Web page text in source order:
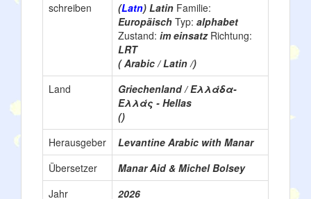
schreiben
(Latn) Latin Familie:
Europäisch Typ: alphabet
Zustand: im einsatz Richtung:
LRT
( Arabic / Latin /)
Land
Griechenland / Ελλάδα-
Ελλάς - Hellas
()
Herausgeber
Levantine Arabic with Manar
Übersetzer
Manar Aid & Michel Bolsey
Jahr
2026